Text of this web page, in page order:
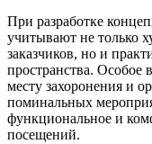
При разработке
учитывают не только
заказчиков, но и
пространства. Особое
месту захоронения и
поминальных
функциональное и
посещений.